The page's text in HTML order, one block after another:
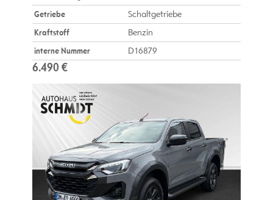
Getriebe
Schaltgetriebe
Kraftstoff
Benzin
interne Nummer
D16879
6.490 €